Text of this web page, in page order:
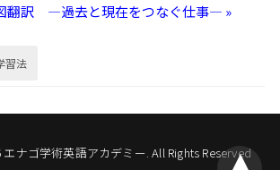
翻訳 ―過去と現在をつなぐ仕事― »
習法
ナゴ学術英語アカデミー. All Rights Reserved